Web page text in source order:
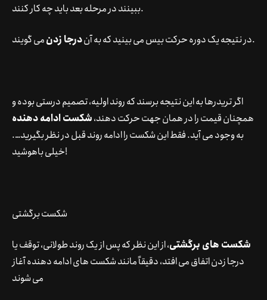
ببینند در مرحله بعد باید چه کار کنند.
در نتیجه یک دوره حرکت بیس می بینید که به آندرجا زدن می گویند.
اگر تریدرها به این نتیجه برسند که روند اولیه، تصمیم درستی بوده و
همچنان قیمت را در همان جهت حرکت دهند،شکست ادامه دهنده
به وجود می آید. فقط این شکست را ادامه روند قبل در نظر بگیرید….
خیلی باهوشید!
شکست برگشتی
شکست های برگشتی، از این نظر که پس از یک روند طولانی، توقف یا
درجا زدن اتفاق می افتد، دقیقاً مانند شکست های ادامه دهنده آغاز
می شوند